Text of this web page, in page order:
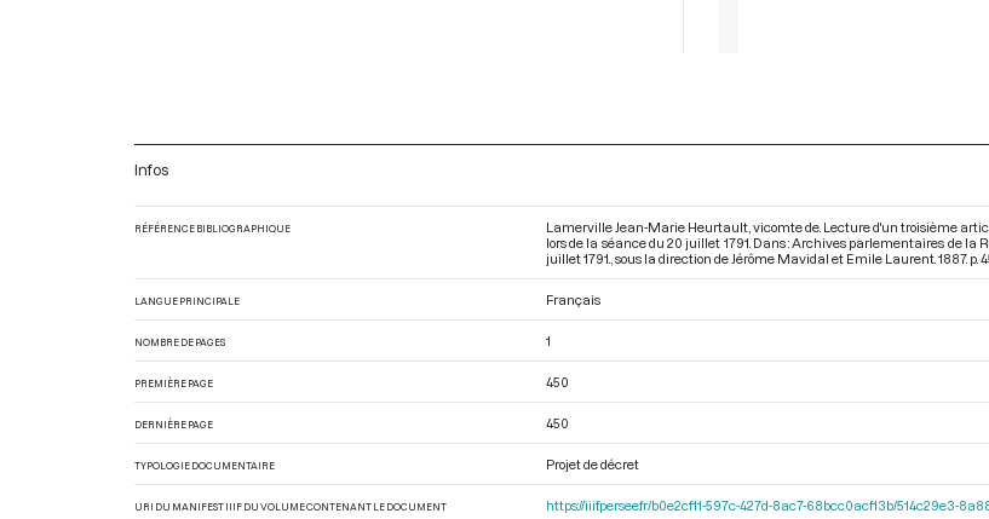
Infos
RÉFÉRENCE BIBLIOGRAPHIQUE
Lamerville Jean-Marie Heurtault, vicomte de. Lecture d'un troisième
lors de la séance du 20 juillet 1791. Dans : Archives parlementaires de
juillet 1791. , sous la direction de Jérôme Mavidal et Emile Laurent. 1887. p.
LANGUE PRINCIPALE Français
NOMBRE DE PAGES 1
PREMIÈRE PAGE 450
DERNIÈRE PAGE 450
TYPOLOGIE DOCUMENTAIRE Projet de décret
URI DU MANIFEST IIIF DU VOLUME CONTENANT LE DOCUMENT https://iiif.persee.fr/b0e2cf11-597c-427d-8ac7-68bcc0acf13b/514c29e3-